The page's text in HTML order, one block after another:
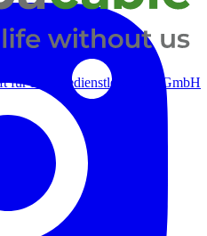
für Energiedienstleistung - GmbH